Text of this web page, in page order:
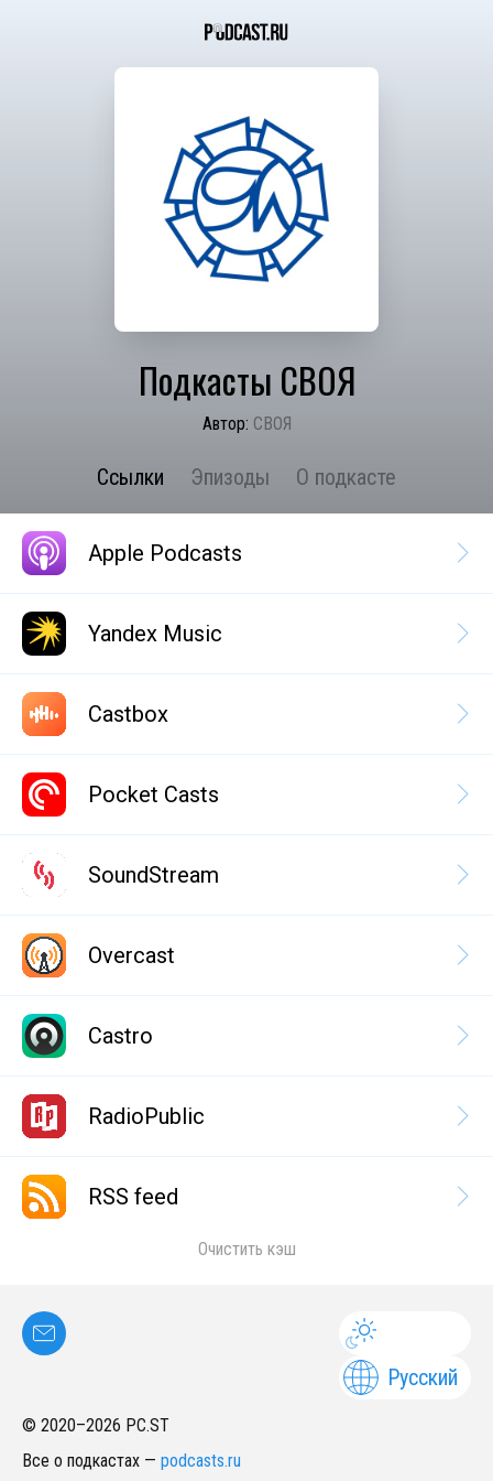
Подкасты СВОЯ
Автор: СВОЯ
Ссылки Эпизоды О подкасте
Apple Podcasts
Yandex Music
Castbox
Pocket Casts
SoundStream
Overcast
Castro
RadioPublic
RSS feed
Очистить кэш
Русский
© 2020–2026 PC.ST
Все о подкастах — podcasts.ru